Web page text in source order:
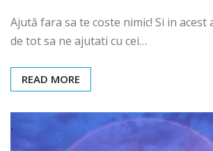
admin ian. 12, 2024 0
Ajută fara sa te coste nimic! Si in acest
de tot sa ne ajutati cu cei…